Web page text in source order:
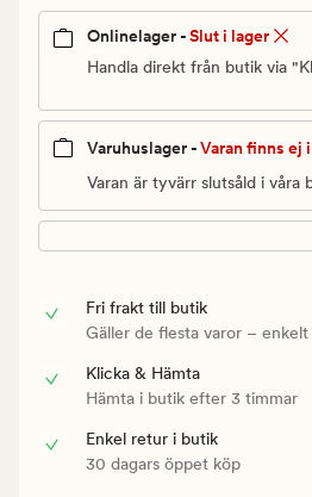
450
Onlinelager -Slut i lager
Handla direkt från butik via
Varuhuslager -Varan finns ej
Varan är tyvärr slutsåld i våra
Fri frakt till butik
Gäller de flesta varor –
Klicka & Hämta
Hämta i butik efter 3 timmar
Enkel retur i butik
30 dagars öppet köp